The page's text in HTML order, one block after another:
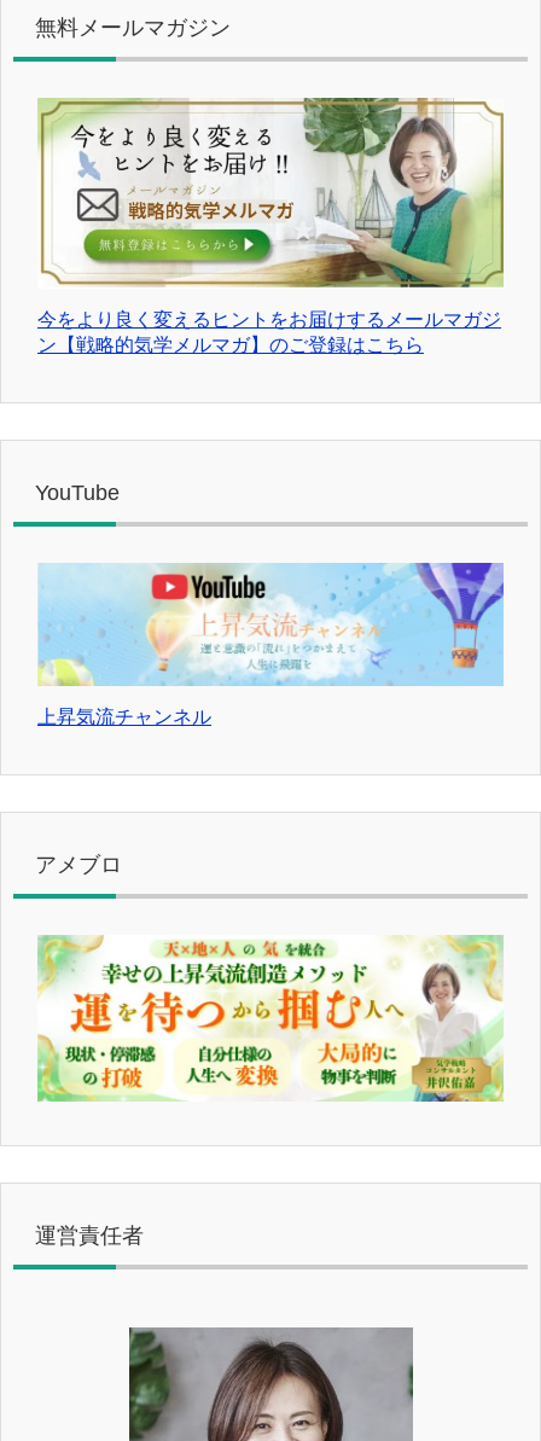
無料メールマガジン
今をより良く変えるヒントをお届けするメールマガジ
ン【戦略的気学メルマガ】のご登録はこちら
YouTube
上昇気流チャンネル
アメブロ
運営責任者